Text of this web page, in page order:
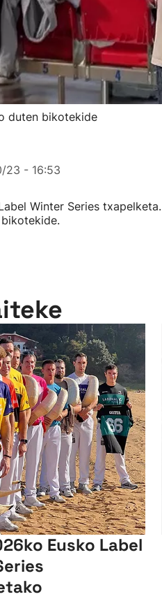
duten bikotekide
23 - 16:53
Winter Series
Eusko Label